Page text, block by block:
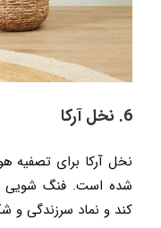
6. نخل آرکا
نخل آرکا برای تصفیه
شده است. فنگ شویی
کند و نماد سرزندگی و